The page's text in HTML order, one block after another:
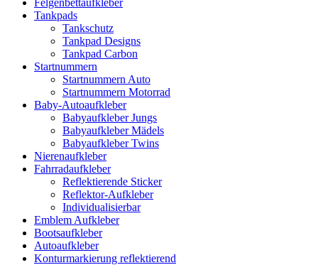
Tankpads
Tankschutz
Tankpad Designs
Tankpad Carbon
Startnummern
Startnummern Auto
Startnummern Motorrad
Baby-Autoaufkleber
Babyaufkleber Jungs
Babyaufkleber Mädels
Babyaufkleber Twins
Nierenaufkleber
Fahrradaufkleber
Reflektierende Sticker
Reflektor-Aufkleber
Individualisierbar
Emblem Aufkleber
Bootsaufkleber
Autoaufkleber
Konturmarkierung reflektierend